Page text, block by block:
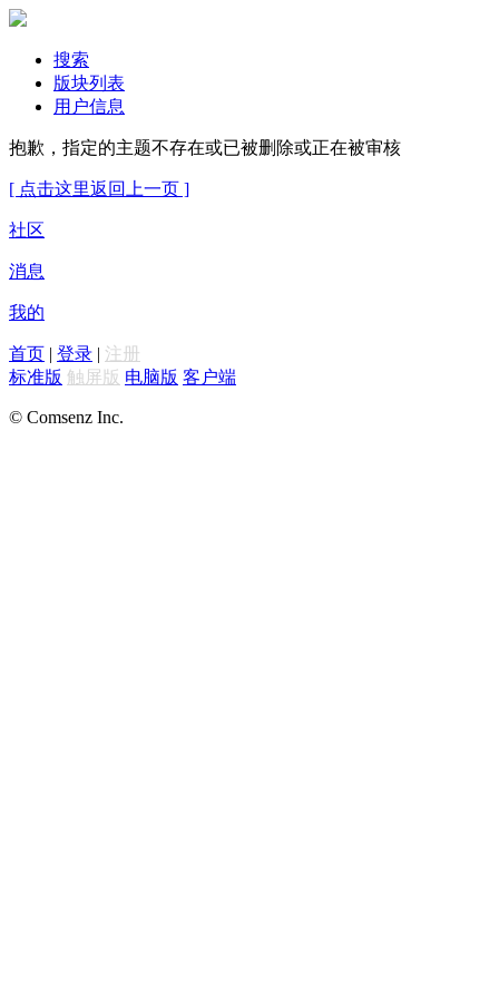
搜索
版块列表
用户信息
抱歉，指定的主题不存在或已被删除或正在被审核
[ 点击这里返回上一页 ]
社区
消息
我的
首页 | 登录 | 注册
标准版 触屏版 电脑版 客户端
© Comsenz Inc.